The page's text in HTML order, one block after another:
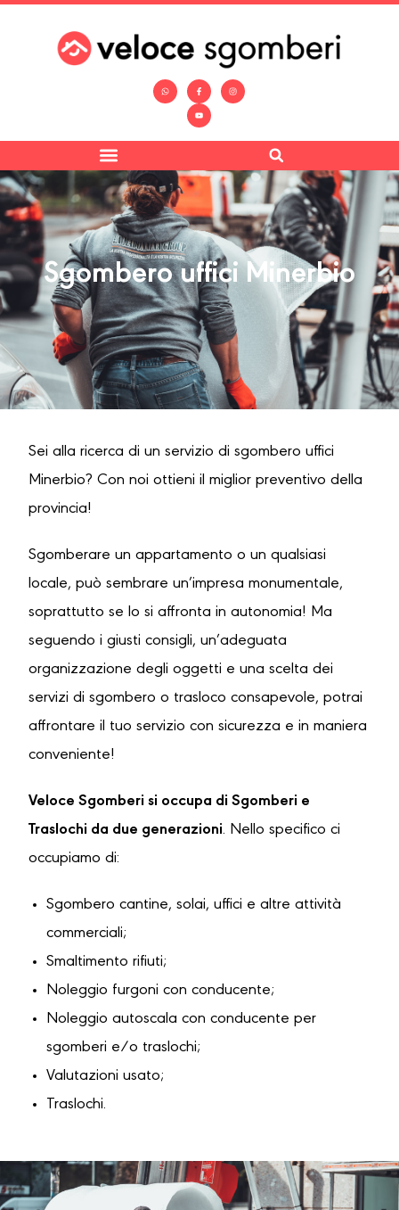
Sgombero uffici Minerbio
Sei alla ricerca di un servizio di sgombero uffici
Minerbio? Con noi ottieni il miglior preventivo della
provincia!
Sgomberare un appartamento o un qualsiasi
locale, può sembrare un’impresa monumentale,
soprattutto se lo si affronta in autonomia! Ma
seguendo i giusti consigli, un’adeguata
organizzazione degli oggetti e una scelta dei
servizi di sgombero o trasloco consapevole, potrai
affrontare il tuo servizio con sicurezza e in maniera
conveniente!
Veloce Sgomberi si occupa di Sgomberi e
Traslochi da due generazioni. Nello specifico ci
occupiamo di:
Sgombero cantine, solai, uffici e altre attività
commerciali;
Smaltimento rifiuti;
Noleggio furgoni con conducente;
Noleggio autoscala con conducente per
sgomberi e/o traslochi;
Valutazioni usato;
Traslochi.